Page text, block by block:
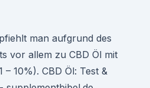
man aufgrund des
vor allem zu CBD Öl mit
– 10%). CBD Öl: Test &